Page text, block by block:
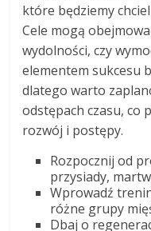
które będziemy
Cele mogą
wydolności, czy
elementem sukcesu
dlatego warto
odstępach czasu, co
rozwój i postępy.
Rozpocznij od
przysiady,
Wprowadź
różne grupy
Dbaj o